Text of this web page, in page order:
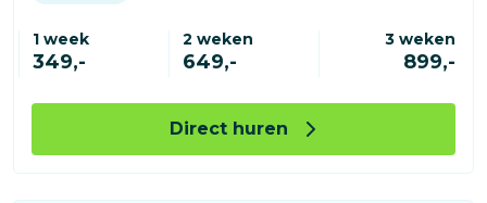
1 week
349,-
2 weken
649,-
3 weken
899,-
Direct huren